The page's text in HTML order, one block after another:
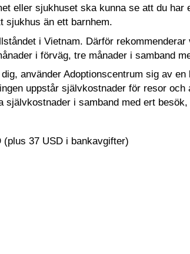
eller sjukhuset ska kunna se att du
sjukhus än ett barnhem.
i Vietnam. Därför
i förväg, tre månader i samband
använder Adoptionscentrum sig av
uppstår självkostnader för resor
självkostnader i samband med ert
37 USD i bankavgifter)